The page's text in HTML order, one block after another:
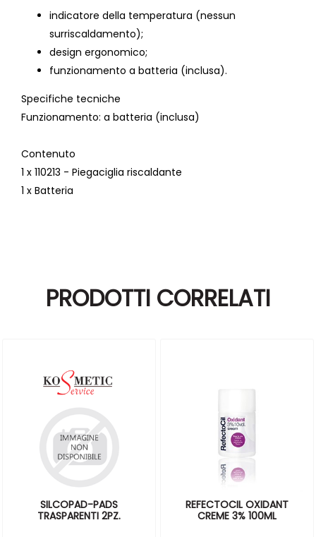
indicatore della temperatura (nessun
surriscaldamento);
design ergonomico;
funzionamento a batteria (inclusa).
Specifiche tecniche
Funzionamento: a batteria (inclusa)
Contenuto
1 x 110213 - Piegaciglia riscaldante
1 x Batteria
PRODOTTI CORRELATI
SILCOPAD-PADS
TRASPARENTI 2PZ.
REFECTOCIL OXIDANT
CREME 3% 100ML